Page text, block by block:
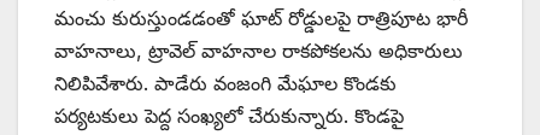
మంచు కురుస్తుండడంతో ఘాట్ రోడ్డులపై రాత్రిపూట భారీ
వాహనాలు, ట్రావెల్ వాహనాల రాకపోకలను అధికారులు
నిలిపివేశారు. పాడేరు వంజంగి మేఘాల కొండకు
పర్యటకులు పెద్ద సంఖ్యలో చేరుకున్నారు. కొండపై